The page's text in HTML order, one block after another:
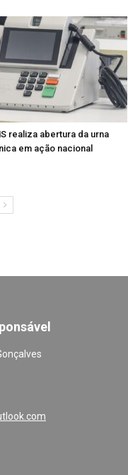
realiza abertura da urna
em ação nacional